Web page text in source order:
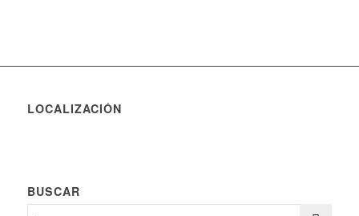
LOCALIZACIÓN
BUSCAR